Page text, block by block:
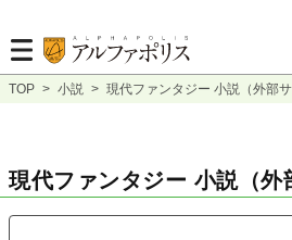
TOP > 小説 > 現代ファンタジー 小説（外部
現代ファンタジー 小説（外